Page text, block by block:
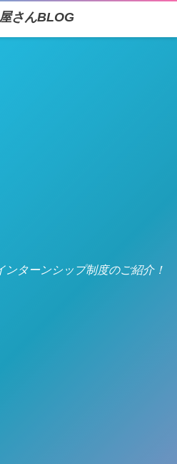
さんBLOG
ンターンシップ制度のご紹介！